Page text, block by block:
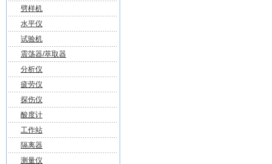
劈样机
水平仪
试验机
震荡器/萃取器
分析仪
疲劳仪
探伤仪
酸度计
工作站
隔离器
测量仪